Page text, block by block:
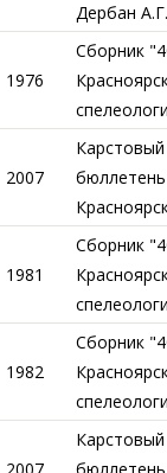
Дербан А.Г.
1976
Сборник
2007
Карстовый
1981
Сборник
1982
Сборник
Карстовый